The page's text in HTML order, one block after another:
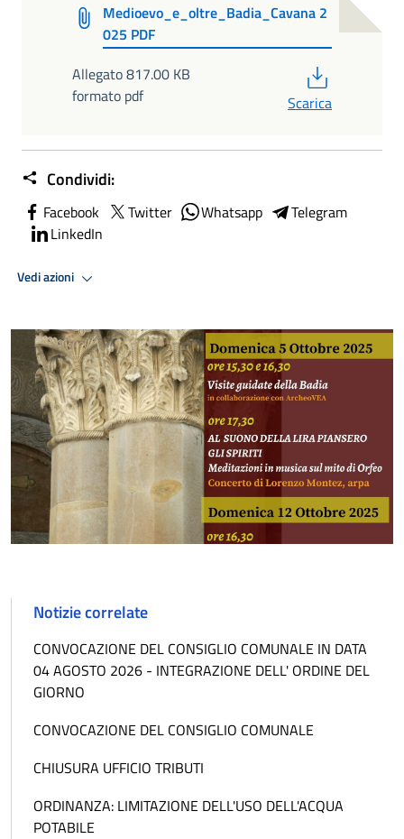
Medioevo_e_oltre_Badia_Cavana 2
025 PDF
Allegato 817.00 KB
formato pdf
Scarica
Condividi:
Facebook Twitter Whatsapp
Telegram
LinkedIn
Vedi azioni
Notizie correlate
CONVOCAZIONE DEL CONSIGLIO COMUNALE IN DATA
04 AGOSTO 2026 - INTEGRAZIONE DELL' ORDINE DEL
GIORNO
CONVOCAZIONE DEL CONSIGLIO COMUNALE
CHIUSURA UFFICIO TRIBUTI
ORDINANZA: LIMITAZIONE DELL'USO DELL'ACQUA
POTABILE